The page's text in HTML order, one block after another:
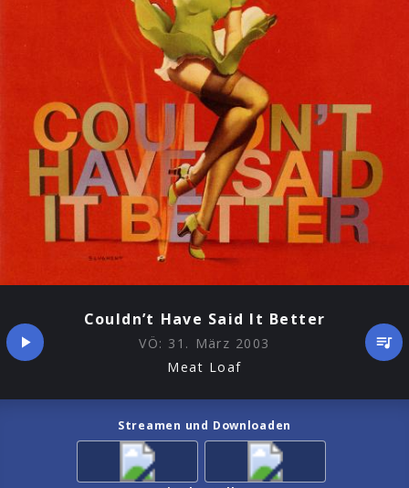
Couldn’t Have Said It Better
VÖ: 31. März 2003
Meat Loaf
Streamen und Downloaden